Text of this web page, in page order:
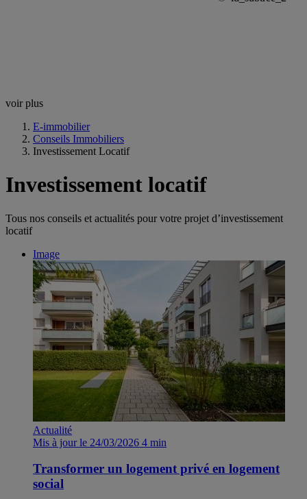
voir plus
E-immobilier
Conseils Immobiliers
Investissement Locatif
Investissement locatif
Tous nos conseils et actualités pour votre projet d’investissement
locatif
Image
Actualité
Mis à jour le 24/03/2026 4 min
Transformer un logement privé en logement
social